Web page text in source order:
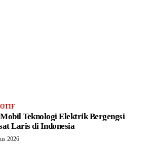
Teknologi Elektrik Bergengsi
Laris di Indonesia
2026